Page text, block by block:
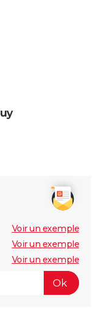
Voir un exemple
Voir un exemple
Voir un exemple